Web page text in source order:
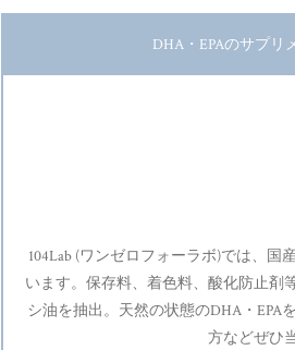
DHA・EPAのサプリ
104Lab (ワンゼロフォーラボ)では、
います。保存料、着色料、酸化防止剤
シ油を抽出。天然の状態のDHA・EPA
方などぜひ